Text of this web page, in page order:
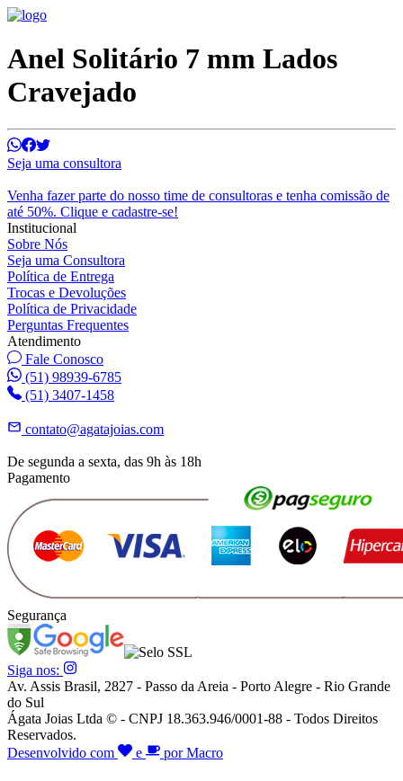
Anel Solitário 7 mm Lados
Cravejado
Seja uma consultora
Venha fazer parte do nosso time de consultoras e tenha comissão de
até 50%. Clique e cadastre-se!
Institucional
Sobre Nós
Seja uma Consultora
Política de Entrega
Trocas e Devoluções
Política de Privacidade
Perguntas Frequentes
Atendimento
Fale Conosco
(51) 98939-6785
(51) 3407-1458
contato@agatajoias.com
De segunda a sexta, das 9h às 18h
Pagamento
Segurança
Siga nos:
Av. Assis Brasil, 2827 - Passo da Areia - Porto Alegre - Rio Grande
do Sul
Ágata Joias Ltda © - CNPJ 18.363.946/0001-88 - Todos Direitos
Reservados.
Desenvolvido com
e por Macro